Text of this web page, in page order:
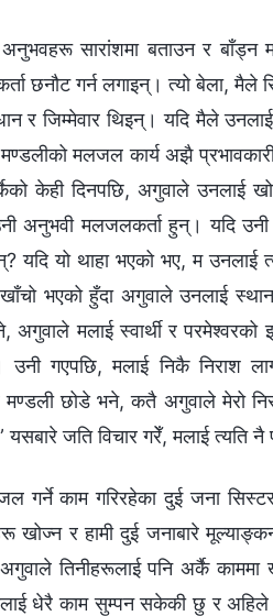
सारांशमा बताउन र बाँड्न
छनौट गर्न लगाइन्। त्यो बेला, मैले
र जिम्‍मेवार थिइन्। यदि मैले
मलजल कार्य अझै
केही दिनपछि, अगुवाले उनलाई
उनी अनुभवी मलजलकर्ता हुन्। यदि
यो थाहा भएको भए, म उनलाई
भएको हुँदा अगुवाले उनलाई
मलाई स्वार्थी र परमेश्‍वरको
गएपछि, मलाई निकै निराश
छोडे भने, कतै अगुवाले मेरो
जति विचार गरेँ, मलाई त्यति नै
गर्ने काम गरिरहेका दुई जना
खोज्‍न र हामी दुई जनाबारे
तिनीहरूलाई पनि अर्कै काममा
धेरै काम सुम्पन सकेकी छु र अहिले